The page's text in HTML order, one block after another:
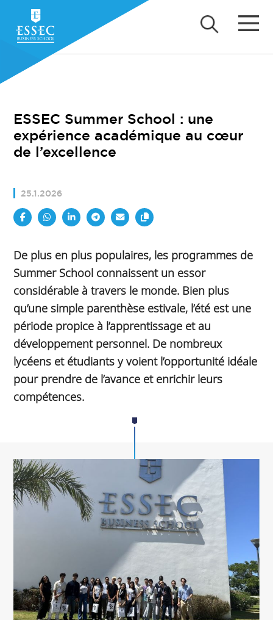
ESSEC Summer School : une
expérience académique au cœur
de l’excellence
25.1.2026
De plus en plus populaires, les programmes de
Summer School connaissent un essor
considérable à travers le monde. Bien plus
qu’une simple parenthèse estivale, l’été est une
période propice à l’apprentissage et au
développement personnel. De nombreux
lycéens et étudiants y voient l’opportunité idéale
pour prendre de l’avance et enrichir leurs
compétences.